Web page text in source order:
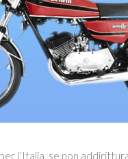
l’Italia, se non